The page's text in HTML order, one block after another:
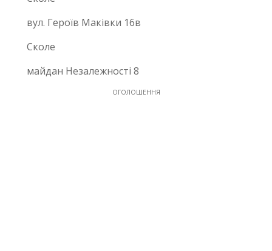
вул. Героїв Маківки 16в
Сколе
майдан Незалежності 8
ОГОЛОШЕННЯ